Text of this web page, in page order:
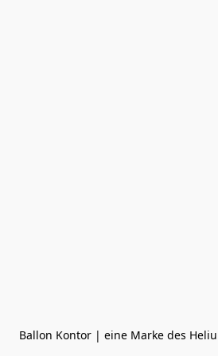
Ballon Kontor | eine Marke des